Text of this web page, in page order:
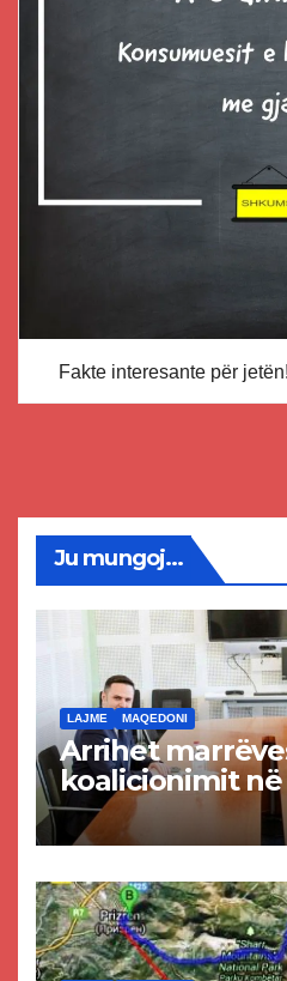
Fakte interesante për jetën!
Ju mungoj...
LAJME MAQEDONI
Arrihet
koalicionimit
Kurtit dhe